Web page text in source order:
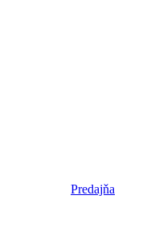
Predajňa